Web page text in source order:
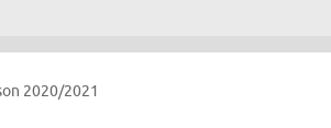
2020/2021